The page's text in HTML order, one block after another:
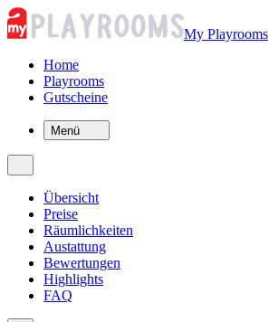
My Playrooms
Home
Playrooms
Gutscheine
Menü
Übersicht
Preise
Räumlichkeiten
Austattung
Bewertungen
Highlights
FAQ